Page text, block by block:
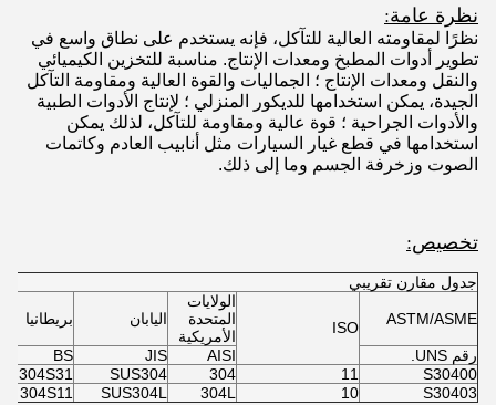
نظرة عامة:
نظرًا لمقاومته العالية للتآكل، فإنه يستخدم على نطاق واسع في
تطوير أدوات المطبخ ومعدات الإنتاج. مناسبة للتخزين الكيميائي
والنقل ومعدات الإنتاج ؛ الجماليات والقوة العالية ومقاومة التآكل
الجيدة، يمكن استخدامها للديكور المنزلي ؛ لإنتاج الأدوات الطبية
والأدوات الجراحية ؛ قوة عالية ومقاومة للتآكل، لذلك يمكن
استخدامها في قطع غيار السيارات مثل أنابيب العادم وكاتمات
الصوت وزخرفة الجسم وما إلى ذلك.
تخصيص:
جدول مقارن تقريبي
ASTM/ASME
ISO
الولايات
المتحدة
الأمريكية
اليابان بريطانيا
رقم UNS. AISI
JIS
BS
S30400
11
304
SUS304
304S31
S30403
10
304L
SUS304L
304S11